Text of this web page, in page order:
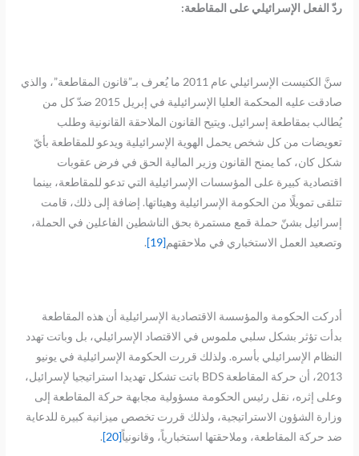
ردّ الفعل الإسرائيلي على المقاطعة:
سنَّ الكنيست الإسرائيلي عام 2011 ما يُعرف بـ”قانون المقاطعة”، والذي
صادقت عليه المحكمة العليا الإسرائيلية في إبريل 2015 ضدّ كل من
يُطالب بمقاطعة إسرائيل. ويتيح القانون الملاحقة القانونية وطلب
تعويضات من كل شخص يحمل الهوية الإسرائيلية ويدعو للمقاطعة بأيّ
شكل كان، كما يمنح القانون وزير المالية الحق في فرض عقوبات
اقتصادية كبيرة على المؤسسات الإسرائيلية التي تدعو للمقاطعة، بينما
تتلقى تمويلًا من الحكومة الإسرائيلية وهيئاتها. إضافة إلى ذلك، قامت
إسرائيل بشنّ حملة قمع مستمرة بحق الناشطين الفاعلين في الحملة،
وتصعيد العمل الاستخباري في ملاحقتهم[19]
.
أدركت الحكومة والمؤسسة الاقتصادية الإسرائيلية أن هذه المقاطعة
بدأت تؤثر بشكل سلبي ملموس في الاقتصاد الإسرائيلي، بل وباتت تهدد
النظام الإسرائيلي بأسره. ولذلك قررت الحكومة الإسرائيلية في يونيو
2013، أن حركة المقاطعة BDS باتت تشكل تهديدا استراتيجيا لإسرائيل،
وعلى إثره، نقل رئيس الحكومة مسؤولية مجابهة حركة المقاطعة إلى
وزارة الشؤون الاستراتيجية، ولذلك قررت تخصص ميزانية كبيرة للدعاية
ضد حركة المقاطعة، وملاحقتها استخبارياً، وقانونياً[20]
.